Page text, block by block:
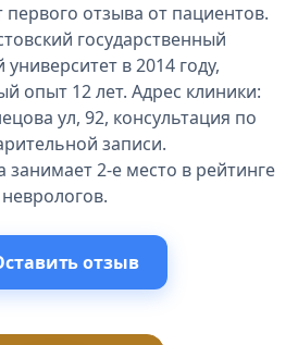
отзыва от пациентов.
государственный
в 2014 году,
опыт 12 лет. Адрес клиники:
ул, 92, консультация по
записи.
2-е место в рейтинге
неврологов.
отзыв